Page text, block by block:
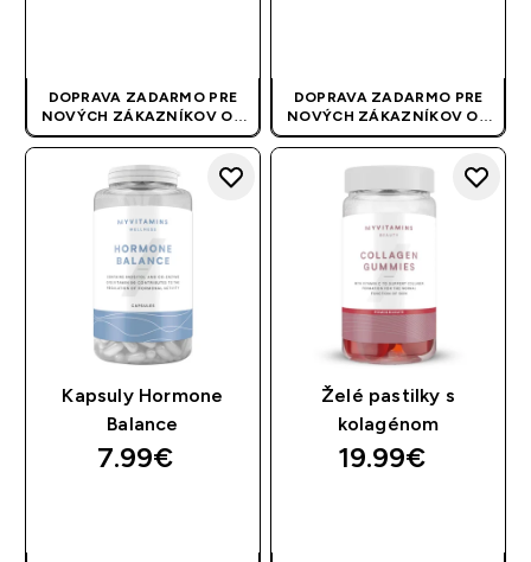
DOPRAVA ZADARMO PRE
NOVÝCH ZÁKAZNÍKOV OD
40 EUR| AKCIA SA APLIKUJE
AUTOMATICKY
DOPRAVA ZADARMO PRE
NOVÝCH ZÁKAZNÍKOV OD
40 EUR| AKCIA SA APLIKUJE
AUTOMATICKY
Kapsuly Hormone
Balance
7.99€‎
Želé pastilky s
kolagénom
19.99€‎